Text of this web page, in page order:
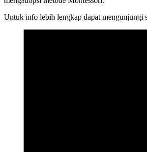
Untuk info lebih lengkap dapat mengunjungi